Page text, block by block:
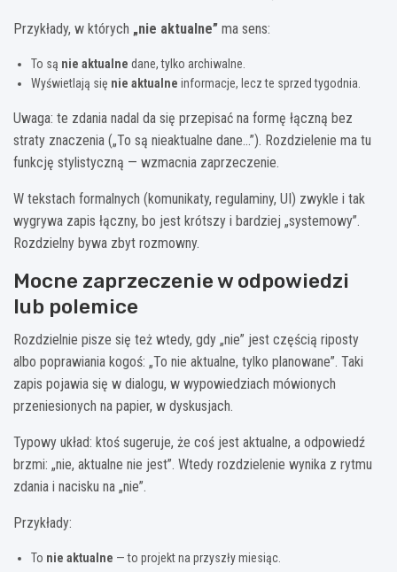
Przykłady, w których „nie aktualne” ma sens:
To są nie aktualne dane, tylko archiwalne.
Wyświetlają się nie aktualne informacje, lecz te sprzed tygodnia.
Uwaga: te zdania nadal da się przepisać na formę łączną bez
straty znaczenia („To są nieaktualne dane…”). Rozdzielenie ma tu
funkcję stylistyczną — wzmacnia zaprzeczenie.
W tekstach formalnych (komunikaty, regulaminy, UI) zwykle i tak
wygrywa zapis łączny, bo jest krótszy i bardziej „systemowy”.
Rozdzielny bywa zbyt rozmowny.
Mocne zaprzeczenie w odpowiedzi
lub polemice
Rozdzielnie pisze się też wtedy, gdy „nie” jest częścią riposty
albo poprawiania kogoś: „To nie aktualne, tylko planowane”. Taki
zapis pojawia się w dialogu, w wypowiedziach mówionych
przeniesionych na papier, w dyskusjach.
Typowy układ: ktoś sugeruje, że coś jest aktualne, a odpowiedź
brzmi: „nie, aktualne nie jest”. Wtedy rozdzielenie wynika z rytmu
zdania i nacisku na „nie”.
Przykłady:
To nie aktualne — to projekt na przyszły miesiąc.